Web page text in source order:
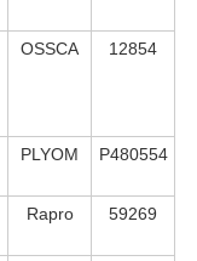
OSSCA 12854
PLYOM P480554
Rapro 59269